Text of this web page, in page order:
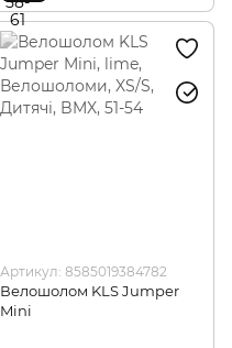
Артикул: 8585019384782
Велошолом KLS Jumper
Mini